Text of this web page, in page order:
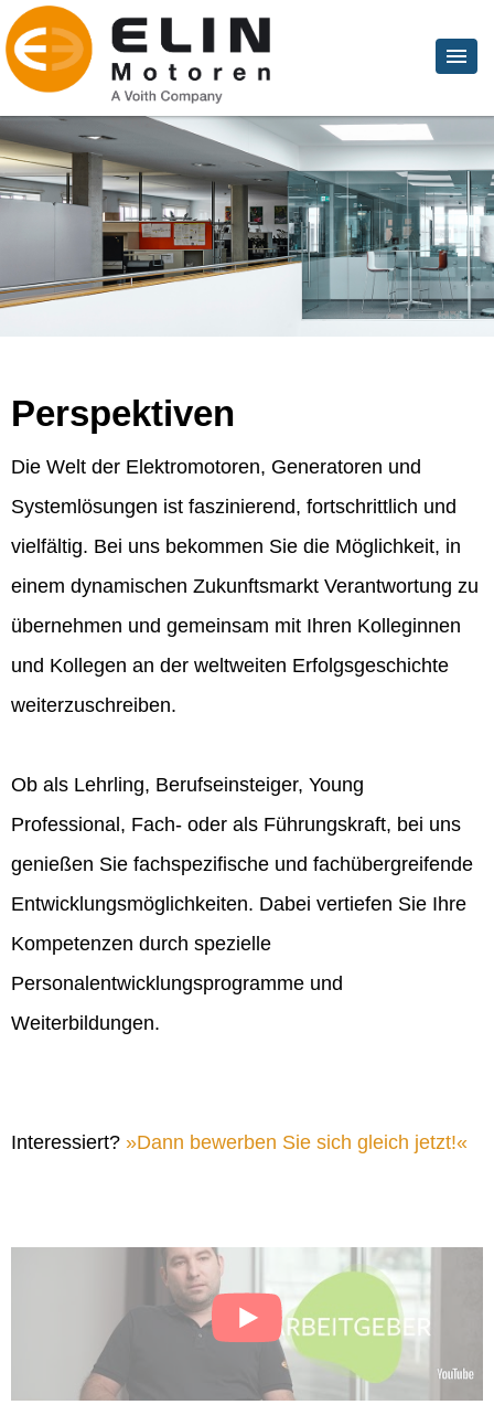
Perspektiven
Die Welt der Elektromotoren, Generatoren und
Systemlösungen ist faszinierend, fortschrittlich und
vielfältig. Bei uns bekommen Sie die Möglichkeit, in
einem dynamischen Zukunftsmarkt Verantwortung zu
übernehmen und gemeinsam mit Ihren Kolleginnen
und Kollegen an der weltweiten Erfolgsgeschichte
weiterzuschreiben.
Ob als Lehrling, Berufseinsteiger, Young
Professional, Fach- oder als Führungskraft, bei uns
genießen Sie fachspezifische und fachübergreifende
Entwicklungsmöglichkeiten. Dabei vertiefen Sie Ihre
Kompetenzen durch spezielle
Personalentwicklungsprogramme und
Weiterbildungen.
Interessiert? Dann bewerben Sie sich gleich jetzt!